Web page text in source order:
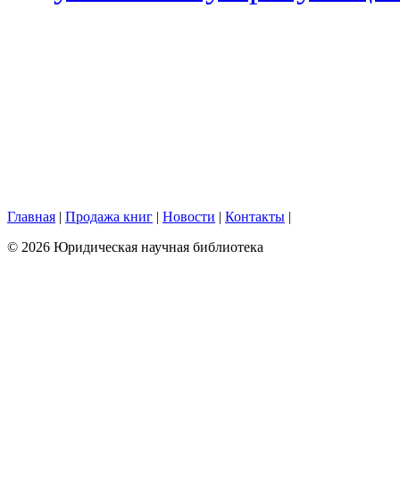
Главная | Продажа книг | Новости | Контакты |
© 2026 Юридическая научная библиотека